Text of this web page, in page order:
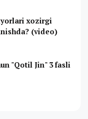
xozirgi
(video)
"Qotil Jin" 3 fasli